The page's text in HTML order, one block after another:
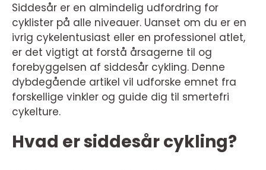
Siddesår er en almindelig udfordring for
cyklister på alle niveauer. Uanset om du er en
ivrig cykelentusiast eller en professionel atlet,
er det vigtigt at forstå årsagerne til og
forebyggelsen af siddesår cykling. Denne
dybdegående artikel vil udforske emnet fra
forskellige vinkler og guide dig til smertefri
cykelture.
Hvad er siddesår cykling?